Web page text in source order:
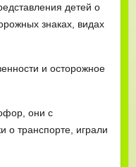
детей о
знаках, видах
и осторожное
они с
о транспорте, играли